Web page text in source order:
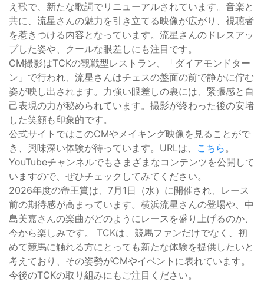
え歌で、新たな歌詞でリニューアルされています。音楽と
共に、流星さんの魅力を引き立てる映像が広がり、視聴者
を惹きつける内容となっています。流星さんのドレスアッ
プした姿や、クールな眼差しにも注目です。
CM撮影はTCKの観戦型レストラン、「ダイアモンドター
ン」で行われ、流星さんはチェスの盤面の前で静かに佇む
姿が映し出されます。力強い眼差しの裏には、緊張感と自
己表現の力が秘められています。撮影が終わった後の安堵
した笑顔も印象的です。
公式サイトではこのCMやメイキング映像を見ることがで
き、興味深い体験が待っています。URLは、 こちら。
YouTubeチャンネルでもさまざまなコンテンツを公開して
いますので、ぜひチェックしてみてください。
2026年度の帝王賞は、7月1日（水）に開催され、レース
前の期待感が高まっています。横浜流星さんの登場や、中
島美嘉さんの楽曲がどのようにレースを盛り上げるのか、
今から楽しみです。 TCKは、競馬ファンだけでなく、初
めて競馬に触れる方にとっても新たな体験を提供したいと
考えており、その姿勢がCMやイベントに表れています。
今後のTCKの取り組みにもご注目ください。